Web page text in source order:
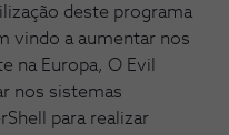
deste programa
vindo a aumentar nos
na Europa, O Evil
nos sistemas
para realizar